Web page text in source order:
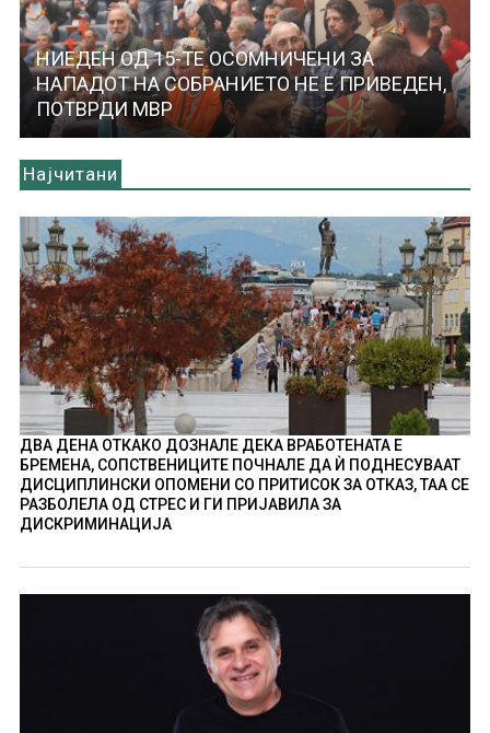
НИЕДЕН ОД 15-ТЕ ОСОМНИЧЕНИ ЗА
НАПАДОТ НА СОБРАНИЕТО НЕ Е ПРИВЕДЕН,
ПОТВРДИ МВР
Најчитани
ДВА ДЕНА ОТКАКО ДОЗНАЛЕ ДЕКА ВРАБОТЕНАТА Е
БРЕМЕНА, СОПСТВЕНИЦИТЕ ПОЧНАЛЕ ДА Ѝ ПОДНЕСУВААТ
ДИСЦИПЛИНСКИ ОПОМЕНИ СО ПРИТИСОК ЗА ОТКАЗ, ТАА СЕ
РАЗБОЛЕЛА ОД СТРЕС И ГИ ПРИЈАВИЛА ЗА
ДИСКРИМИНАЦИЈА